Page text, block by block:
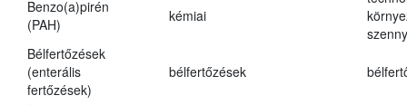
Benzo(a)pirén
(PAH)
kémiai
Bélfertőzések
(enterális
fertőzések)
bélfertőzések